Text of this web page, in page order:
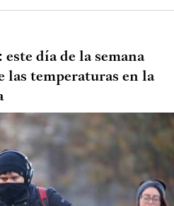
día de la semana
las temperaturas en la